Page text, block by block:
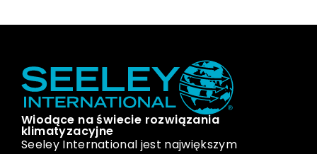
Wiodące na świecie rozwiązania
klimatyzacyjne
Seeley International jest największym